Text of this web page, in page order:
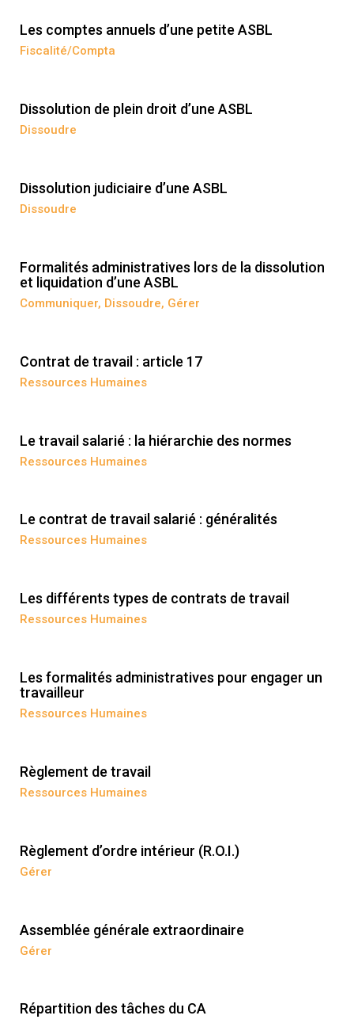
Les comptes annuels d’une petite ASBL
Fiscalité/Compta
Dissolution de plein droit d’une ASBL
Dissoudre
Dissolution judiciaire d’une ASBL
Dissoudre
Formalités administratives lors de la dissolution
et liquidation d’une ASBL
Communiquer, Dissoudre, Gérer
Contrat de travail : article 17
Ressources Humaines
Le travail salarié : la hiérarchie des normes
Ressources Humaines
Le contrat de travail salarié : généralités
Ressources Humaines
Les différents types de contrats de travail
Ressources Humaines
Les formalités administratives pour engager un
travailleur
Ressources Humaines
Règlement de travail
Ressources Humaines
Règlement d’ordre intérieur (R.O.I.)
Gérer
Assemblée générale extraordinaire
Gérer
Répartition des tâches du CA